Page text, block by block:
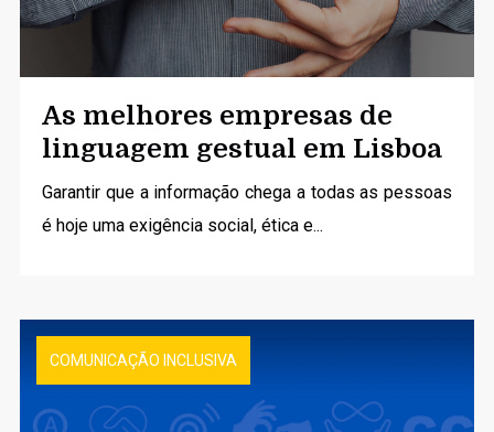
As melhores empresas de
linguagem gestual em Lisboa
Garantir que a informação chega a todas as pessoas
é hoje uma exigência social, ética e...
COMUNICAÇÃO INCLUSIVA